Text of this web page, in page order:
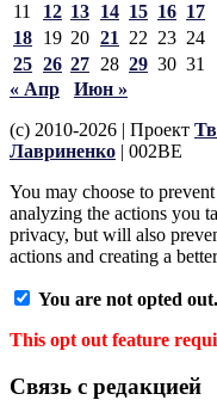
11
12 13 14 15 16 17
18 19 20 21 22 23 24
25 26 27 28 29 30 31
« Апр
Июн »
(c) 2010-2026 | Проект
Лавриненко | 002BE
You may choose to
analyzing the actions you
privacy, but will also
actions and creating a
You are not opted
This opt out feature
Связь с редакцией